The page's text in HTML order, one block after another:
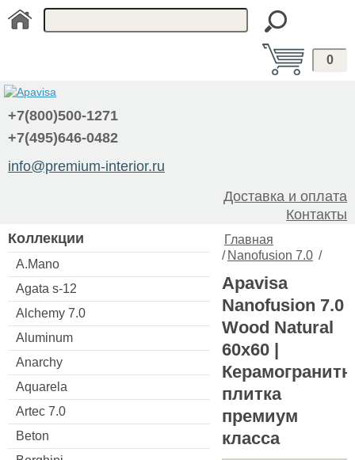
0
+7(800)500-1271
+7(495)646-0482
info@premium-interior.ru
Доставка и оплата
Контакты
Коллекции
A.Mano
Agata s-12
Alchemy 7.0
Aluminum
Anarchy
Aquarela
Artec 7.0
Beton
Главная
/ Nanofusion 7.0 /
Apavisa
Nanofusion 7.0
Wood Natural
60x60 |
плитка
премиум
класса